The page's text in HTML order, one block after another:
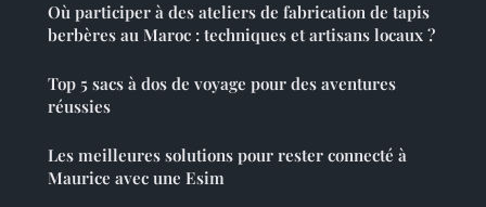
Où participer à des ateliers de fabrication de tapis
berbères au Maroc : techniques et artisans locaux ?
Top 5 sacs à dos de voyage pour des aventures
réussies
Les meilleures solutions pour rester connecté à
Maurice avec une Esim